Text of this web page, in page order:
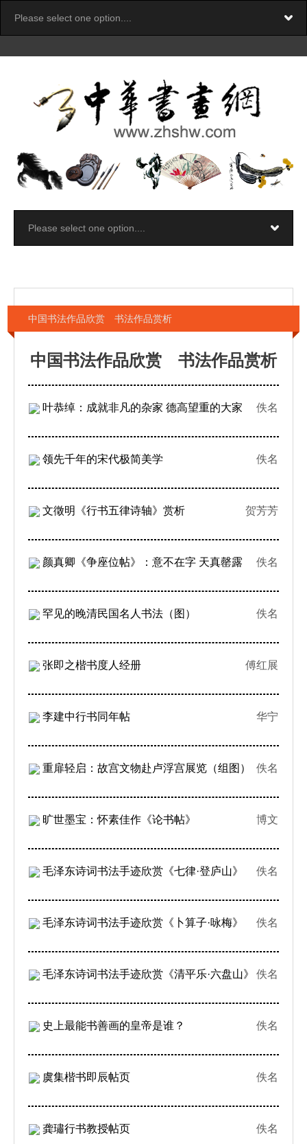
中国书法作品欣赏 书法作品赏析
中国书法作品欣赏 书法作品赏析
叶恭绰：成就非凡的杂家 德高望重的大家 佚名
领先千年的宋代极简美学 佚名
文徵明《行书五律诗轴》赏析 贺芳芳
颜真卿《争座位帖》：意不在字 天真罄露 佚名
罕见的晚清民国名人书法（图） 佚名
张即之楷书度人经册 傅红展
李建中行书同年帖 华宁
重扉轻启：故宫文物赴卢浮宫展览（组图） 佚名
旷世墨宝：怀素佳作《论书帖》 博文
毛泽东诗词书法手迹欣赏《七律·登庐山》 佚名
毛泽东诗词书法手迹欣赏《卜算子·咏梅》 佚名
毛泽东诗词书法手迹欣赏《清平乐·六盘山》 佚名
史上最能书善画的皇帝是谁？ 佚名
虞集楷书即辰帖页 佚名
龚璛行书教授帖页 佚名